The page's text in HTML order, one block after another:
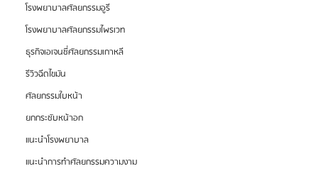
โรงพยาบาลศัลยกรรมอูรี
โรงพยาบาลศัลยกรรมไพรเวท
ธุรกิจเอเจนซี่ศัลยกรรมเกาหลี
รีวิวฉีดไขมัน
ศัลยกรรมใบหน้า
ยกกระชับหน้าอก
แนะนำโรงพยาบาล
แนะนำการทำศัลยกรรมความงาม